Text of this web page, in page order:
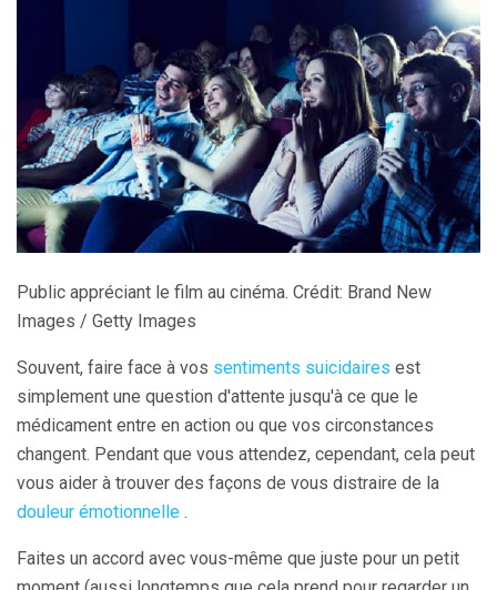
Public appréciant le film au cinéma. Crédit: Brand New
Images / Getty Images
Souvent, faire face à vos sentiments suicidaires est
simplement une question d'attente jusqu'à ce que le
médicament entre en action ou que vos circonstances
changent. Pendant que vous attendez, cependant, cela peut
vous aider à trouver des façons de vous distraire de la
douleur émotionnelle .
Faites un accord avec vous-même que juste pour un petit